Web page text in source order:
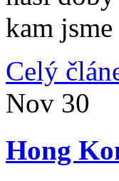
kam
Celý
Nov 30
Hong